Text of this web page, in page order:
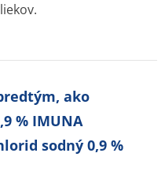
ako
% IMUNA
sodný 0,9 %